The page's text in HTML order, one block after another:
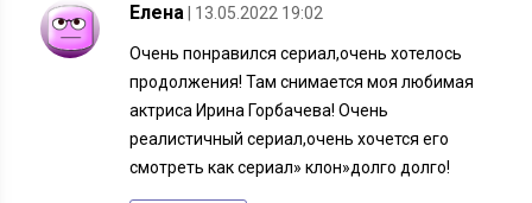
Елена | 13.05.2022 19:02
Очень понравился сериал,очень хотелось
продолжения! Там снимается моя любимая
актриса Ирина Горбачева! Очень
реалистичный сериал,очень хочется его
смотреть как сериал» клон»долго долго!